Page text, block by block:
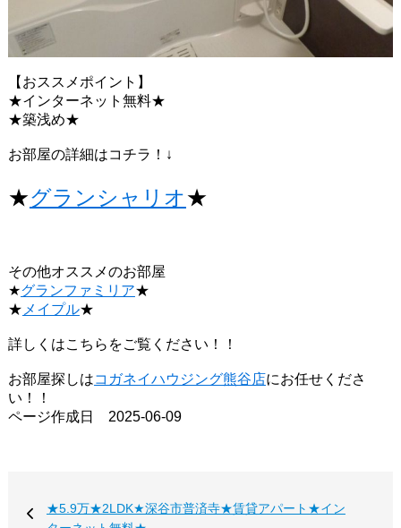
【おススメポイント】
★インターネット無料★
★築浅め★
お部屋の詳細はコチラ！↓
★グランシャリオ★
その他オススメのお部屋
★グランファミリア★
★ メイプル★
詳しくはこちらをご覧ください！！
お部屋探しはコガネイハウジング熊谷店にお任せくださ
い！！
ページ作成日 2025-06-09
★5.9万★2LDK★深谷市普済寺★賃貸アパート★イン